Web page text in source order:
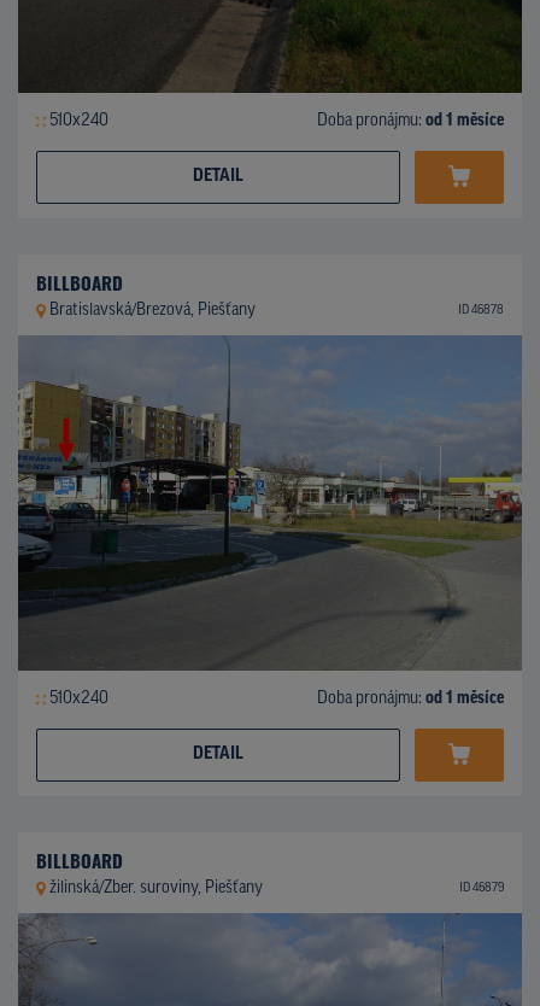
510x240 Doba pronájmu: od 1 měsíce
DETAIL
BILLBOARD
Bratislavská/Brezová, Piešťany ID 46878
510x240 Doba pronájmu: od 1 měsíce
DETAIL
BILLBOARD
žilinská/Zber. suroviny, Piešťany ID 46879